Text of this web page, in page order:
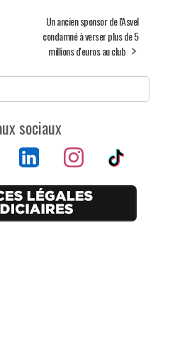
Un ancien sponsor de l'Asvel
condamné à verser plus de 5
millions d'euros au club
sociaux